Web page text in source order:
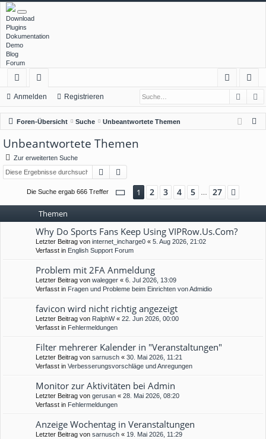
Download
Plugins
Dokumentation
Demo
Blog
Forum
ch
ne
llz
ug
rif
or
en
m
el
ist
rie
Anmelden Registrieren
Foren-Übersicht Suche Unbeantwortete Themen
Unbeantwortete Themen
Zur erweiterten Suche
Suche
Die Suche ergab 666 Treffer Seite 1 von 27
1 2 3 4 5 27
Themen
Why Do Sports Fans Keep Using VIPRow.Us.Com?
Letzter Beitrag von internet_incharge0 « 5. Aug 2026, 21:02
Verfasst in English Support Forum
Problem mit 2FA Anmeldung
Letzter Beitrag von walegger « 6. Jul 2026, 13:09
Verfasst in Fragen und Probleme beim Einrichten von Admidio
favicon wird nicht richtig angezeigt
Letzter Beitrag von RalphW« 22. Jun 2026, 00:00
Verfasst in Fehlermeldungen
Filter mehrerer Kalender in "Veranstaltungen"
Letzter Beitrag von sarnusch « 30. Mai 2026, 11:21
Verfasst in Verbesserungsvorschläge und Anregungen
Monitor zur Aktivitäten bei Admin
Letzter Beitrag von gerusan « 28. Mai 2026, 08:20
Verfasst in Fehlermeldungen
Anzeige Wochentag in Veranstaltungen
Letzter Beitrag von sarnusch « 19. Mai 2026, 11:29